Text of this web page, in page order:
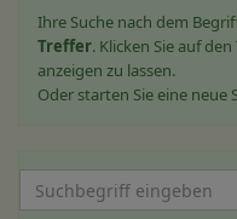
Ihre Suche nach dem
Treffer. Klicken Sie auf
anzeigen zu lassen.
Oder starten Sie eine neue